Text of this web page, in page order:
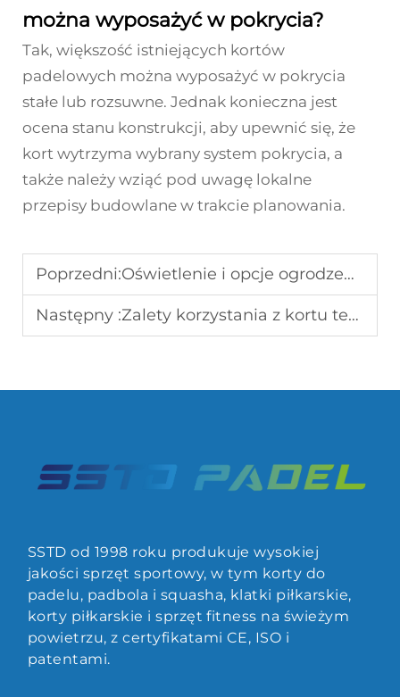
można wyposażyć w pokrycia?
Tak, większość istniejących kortów
padelowych można wyposażyć w pokrycia
stałe lub rozsuwne. Jednak konieczna jest
ocena stanu konstrukcji, aby upewnić się, że
kort wytrzyma wybrany system pokrycia, a
także należy wziąć pod uwagę lokalne
przepisy budowlane w trakcie planowania.
Poprzedni:Oświetlenie i opcje ogrodzenia kortów do padla
Następny :Zalety korzystania z kortu tenisowego zadaszonego
SSTD od 1998 roku produkuje wysokiej
jakości sprzęt sportowy, w tym korty do
padelu, padbola i squasha, klatki piłkarskie,
korty piłkarskie i sprzęt fitness na świeżym
powietrzu, z certyfikatami CE, ISO i
patentami.